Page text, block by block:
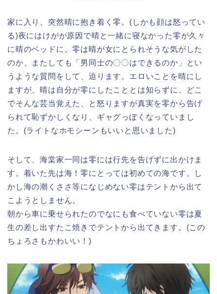
家に入り、突然晴に抱き着く零。(しかも顔は怒ってい
る)夜にはけがが原因で晴と一緒に寝なかった零が久々
に晴のベッドに。零は晴が女にとられそうな気がした
のか、またしても「男同士の〇〇はできるのか」とい
うような質問をして、迫ります。エロいことを晴にし
ますが、晴は自分が零にしたこととは知らずに、どこ
でそんな芸当覚えた、と怒りますが真実を零から告げ
られて恥ずかしくなり、ギャグっぽくなっていまし
た。(ライトなホモシーンもいいと思いました)
そして、海棠家一同は零には行先を告げずに出かけま
す。着いた先は海！零にとっては初めての海です。し
かし海の潮くささ等になじめない零はテントから出て
こようとしません。
朝から車に乗せられたのでなにも食べていない零は夏
生の差し出すたこ焼きでテントから出てきます。(この
ちょろさもかわいい！)